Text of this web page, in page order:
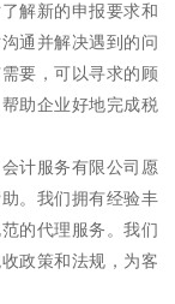
解新的申报要求和
通并解决遇到的问
要，可以寻求的顾
助企业好地完成税
计服务有限公司愿
。我们拥有经验丰
的代理服务。我们
政策和法规，为客